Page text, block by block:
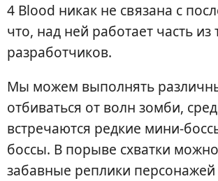
4 Blood никак не связана с
что, над ней работает часть из
разработчиков.
Мы можем выполнять
отбиваться от волн зомби,
встречаются редкие мини-
боссы. В порыве схватки
забавные реплики персонажей